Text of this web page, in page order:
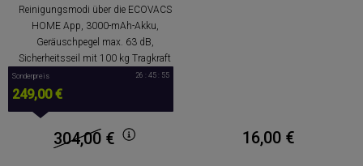
Reinigungsmodi über die ECOVACS
HOME App, 3000-mAh-Akku,
Geräuschpegel max. 63 dB,
Sicherheitsseil mit 100 kg Tragkraft
Sonderpreis
249,00 €
26 : 45 : 54
304,00 € 16,00 €